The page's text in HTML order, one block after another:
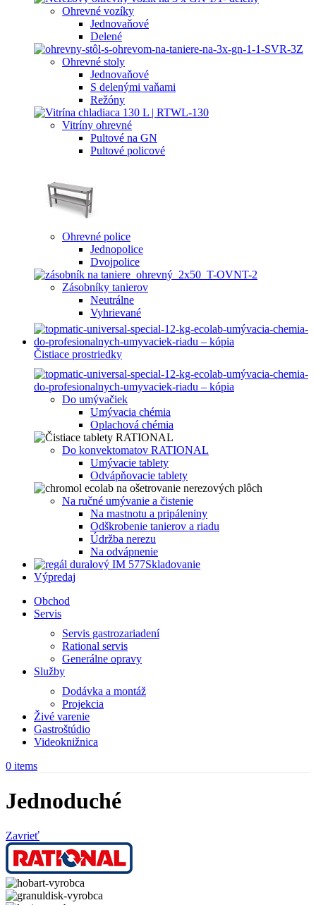
Ohrevné vozíky
Jednovaňové
Delené
Ohrevné stoly
Jednovaňové
S delenými vaňami
Režóny
Vitríny ohrevné
Pultové na GN
Pultové policové
Ohrevné police
Jednopolice
Dvojpolice
Zásobníky tanierov
Neutrálne
Vyhrievané
Čistiace prostriedky
Do umývačiek
Umývacia chémia
Oplachová chémia
Do konvektomatov RATIONAL
Umývacie tablety
Odvápňovacie tablety
Na ručné umývanie a čistenie
Na mastnotu a pripáleniny
Odškrobenie tanierov a riadu
Údržba nerezu
Na odvápnenie
Skladovanie
Výpredaj
Obchod
Servis
Servis gastrozariadení
Rational servis
Generálne opravy
Služby
Dodávka a montáž
Projekcia
Živé varenie
Gastroštúdio
Videoknižnica
0 items
Jednoduché
Zavrieť